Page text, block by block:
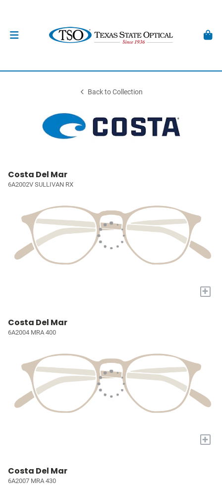
Back to Collection
Costa Del Mar
6A2002V SULLIVAN RX
+
Costa Del Mar
6A2004 MRA 400
+
Costa Del Mar
6A2007 MRA 430